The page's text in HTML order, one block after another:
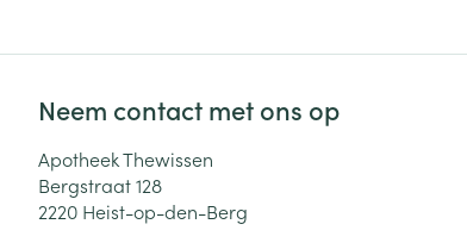
Neem contact met ons op
Apotheek Thewissen
Bergstraat 128
2220 Heist-op-den-Berg